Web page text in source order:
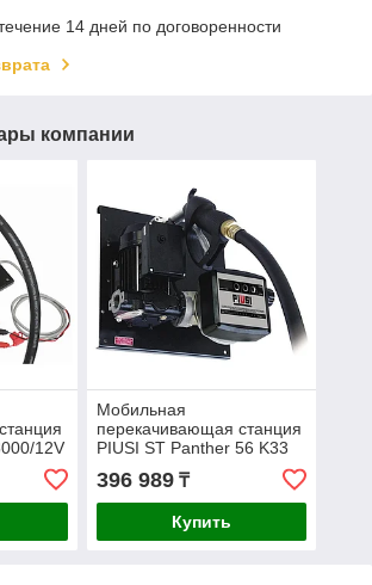
14 дней по договоренности
компании
12V
мин
Мобильная
перекачивающая станция
PIUSI ST Panther 56 K33
для дизеля 56л/мин
F00385P0A
396 989₸
Купить